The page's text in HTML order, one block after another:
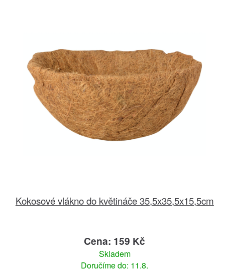
Kokosové vlákno do květináče 35,5x35,5x15,5cm
Cena: 159 Kč
Skladem
Doručíme do: 11.8.